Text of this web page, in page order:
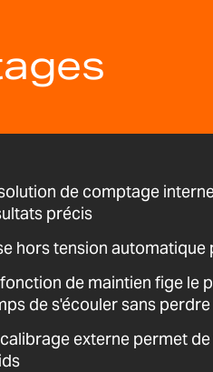
de comptage
précis
hors tension
de maintien fige le
de s'écouler sans
externe permet